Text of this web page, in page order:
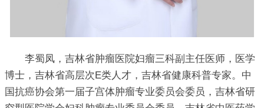
李蜀凤，吉林省肿瘤医院妇瘤三科副主任医师，医学
博士，吉林省高层次E类人才，吉林省健康科普专家。中
国抗癌协会第一届子宫体肿瘤专业委员会委员，吉林省研